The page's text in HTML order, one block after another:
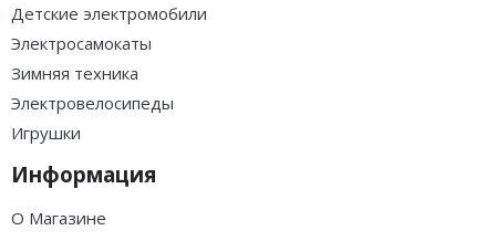
Детские электромобили
Электросамокаты
Зимняя техника
Электровелосипеды
Игрушки
Информация
О Магазине